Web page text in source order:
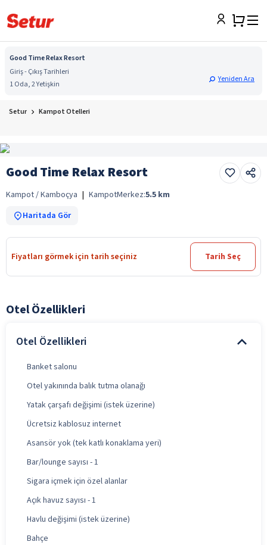
Good Time Relax Resort
Giriş - Çıkış Tarihleri
1 Oda, 2 Yetişkin
Yeniden Ara
Setur Kampot Otelleri
Good Time Relax Resort
Kampot / Kamboçya | KampotMerkez:5.5 km
Haritada Gör
Fiyatları görmek için tarih seçiniz Tarih Seç
Otel Özellikleri
Otel Özellikleri
Banket salonu
Otel yakınında balık tutma olanağı
Yatak çarşafı değişimi (istek üzerine)
Ücretsiz kablosuz internet
Asansör yok (tek katlı konaklama yeri)
Bar/lounge sayısı - 1
Sigara içmek için özel alanlar
Açık havuz sayısı - 1
Havlu değişimi (istek üzerine)
Bahçe